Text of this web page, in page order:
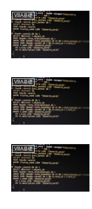
VBA基礎
VBA基礎
VBA基礎